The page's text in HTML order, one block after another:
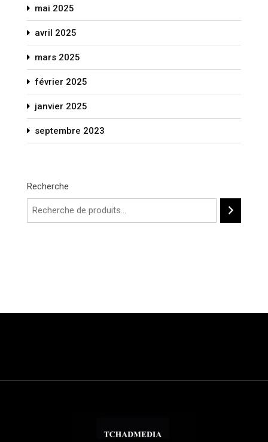
mai 2025
avril 2025
mars 2025
février 2025
janvier 2025
septembre 2023
Recherche